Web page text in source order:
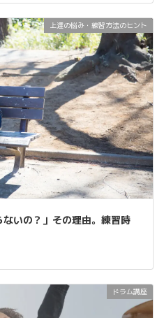
上達の悩み・練習方法のヒント
いの？」その理由。練習時
ドラム講座